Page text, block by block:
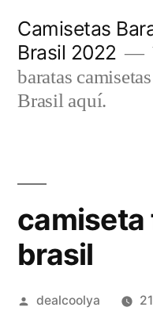
contenido
Camisetas
Brasil 2022
baratas
Brasil aquí.
camiseta
brasil
Publicado
dealcoolya